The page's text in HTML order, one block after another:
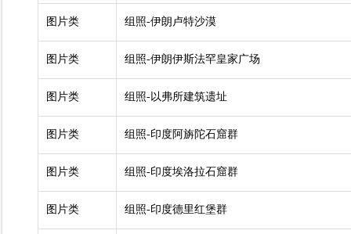
图片类 组照-伊朗卢特沙漠
图片类 组照-伊朗伊斯法罕皇家广场
图片类 组照-以弗所建筑遗址
图片类 组照-印度阿旃陀石窟群
图片类 组照-印度埃洛拉石窟群
图片类 组照-印度德里红堡群